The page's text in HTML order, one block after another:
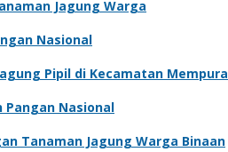
Jagung Warga
Nasional
Pipil di Kecamatan Mempura
Pangan Nasional
Tanaman Jagung Warga Binaan